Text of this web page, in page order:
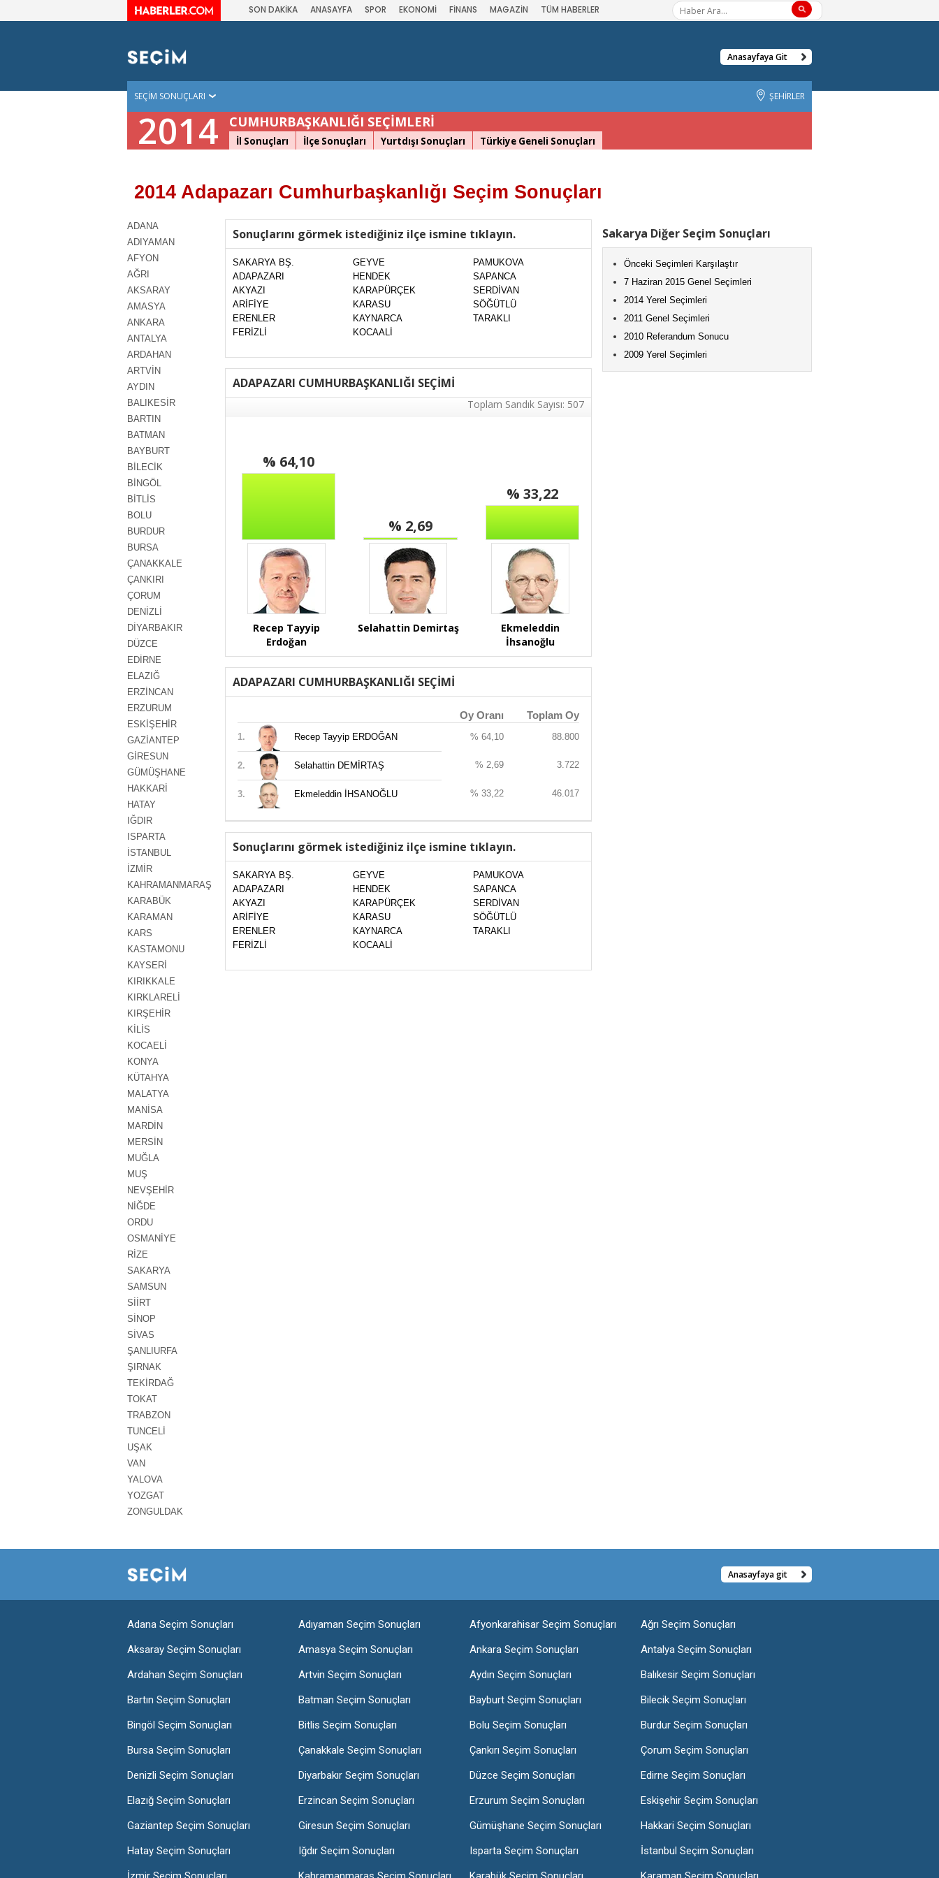
SON DAKİKA ANASAYFA SPOR EKONOMİ FİNANS MAGAZİN TÜM HABERLER
Anasayfaya Git
SEÇİM SONUÇLARI ŞEHİRLER
2014 CUMHURBAŞKANLIĞI SEÇİMLERİ
İl Sonuçları İlçe Sonuçları Yurtdışı Sonuçları Türkiye Geneli Sonuçları
2014 Adapazarı Cumhurbaşkanlığı Seçim Sonuçları
ADANA
ADIYAMAN
AFYON
AĞRI
AKSARAY
AMASYA
ANKARA
ANTALYA
ARDAHAN
ARTVİN
AYDIN
BALIKESİR
BARTIN
BATMAN
BAYBURT
BİLECİK
BİNGÖL
BİTLİS
BOLU
BURDUR
BURSA
ÇANAKKALE
ÇANKIRI
ÇORUM
DENİZLİ
DİYARBAKIR
DÜZCE
EDİRNE
ELAZIĞ
ERZİNCAN
ERZURUM
ESKİŞEHİR
GAZİANTEP
GİRESUN
GÜMÜŞHANE
HAKKARİ
HATAY
IĞDIR
ISPARTA
İSTANBUL
İZMİR
KAHRAMANMARAŞ
KARABÜK
KARAMAN
KARS
KASTAMONU
KAYSERİ
KIRIKKALE
KIRKLARELİ
KIRŞEHİR
KİLİS
KOCAELİ
KONYA
KÜTAHYA
MALATYA
MANİSA
MARDİN
MERSİN
MUĞLA
MUŞ
NEVŞEHİR
NİĞDE
ORDU
OSMANİYE
RİZE
SAKARYA
SAMSUN
SİİRT
SİNOP
SİVAS
ŞANLIURFA
ŞIRNAK
TEKİRDAĞ
TOKAT
TRABZON
TUNCELİ
UŞAK
VAN
YALOVA
YOZGAT
ZONGULDAK
Sonuçlarını görmek istediğiniz ilçe ismine tıklayın.
SAKARYA BŞ.
ADAPAZARI
AKYAZI
ARİFİYE
ERENLER
FERİZLİ
GEYVE
HENDEK
KARAPÜRÇEK
KARASU
KAYNARCA
KOCAALİ
PAMUKOVA
SAPANCA
SERDİVAN
SÖĞÜTLÜ
TARAKLI
ADAPAZARI CUMHURBAŞKANLIĞI SEÇİMİ
Toplam Sandık Sayısı: 507
% 64,10
Recep Tayyip
Erdoğan
% 2,69
Selahattin Demirtaş
% 33,22
Ekmeleddin
İhsanoğlu
ADAPAZARI CUMHURBAŞKANLIĞI SEÇİMİ
Oy Oranı Toplam Oy
1. Recep Tayyip ERDOĞAN % 64,10 88.800
2. Selahattin DEMİRTAŞ % 2,69 3.722
3. Ekmeleddin İHSANOĞLU % 33,22 46.017
Sonuçlarını görmek istediğiniz ilçe ismine tıklayın.
SAKARYA BŞ.
ADAPAZARI
AKYAZI
ARİFİYE
ERENLER
FERİZLİ
GEYVE
HENDEK
KARAPÜRÇEK
KARASU
KAYNARCA
KOCAALİ
PAMUKOVA
SAPANCA
SERDİVAN
SÖĞÜTLÜ
TARAKLI
Sakarya Diğer Seçim Sonuçları
Önceki Seçimleri Karşılaştır
7 Haziran 2015 Genel Seçimleri
2014 Yerel Seçimleri
2011 Genel Seçimleri
2010 Referandum Sonucu
2009 Yerel Seçimleri
Anasayfaya git
Adana Seçim Sonuçları Adıyaman Seçim Sonuçları Afyonkarahisar Seçim Sonuçları
Ağrı Seçim Sonuçları
Aksaray Seçim Sonuçları
Amasya Seçim Sonuçları Ankara Seçim Sonuçları
Antalya Seçim Sonuçları
Ardahan Seçim Sonuçları
Artvin Seçim Sonuçları Aydın Seçim Sonuçları
Balıkesir Seçim Sonuçları
Bartın Seçim Sonuçları
Batman Seçim Sonuçları Bayburt Seçim Sonuçları
Bilecik Seçim Sonuçları
Bingöl Seçim Sonuçları
Bitlis Seçim Sonuçları Bolu Seçim Sonuçları
Burdur Seçim Sonuçları
Bursa Seçim Sonuçları
Çanakkale Seçim Sonuçları Çankırı Seçim Sonuçları
Çorum Seçim Sonuçları
Denizli Seçim Sonuçları
Diyarbakır Seçim Sonuçları Düzce Seçim Sonuçları
Edirne Seçim Sonuçları
Elazığ Seçim Sonuçları
Erzincan Seçim Sonuçları Erzurum Seçim Sonuçları
Eskişehir Seçim Sonuçları
Gaziantep Seçim Sonuçları
Giresun Seçim Sonuçları Gümüşhane Seçim Sonuçları
Hakkari Seçim Sonuçları
Hatay Seçim Sonuçları
Iğdır Seçim Sonuçları Isparta Seçim Sonuçları
İstanbul Seçim Sonuçları